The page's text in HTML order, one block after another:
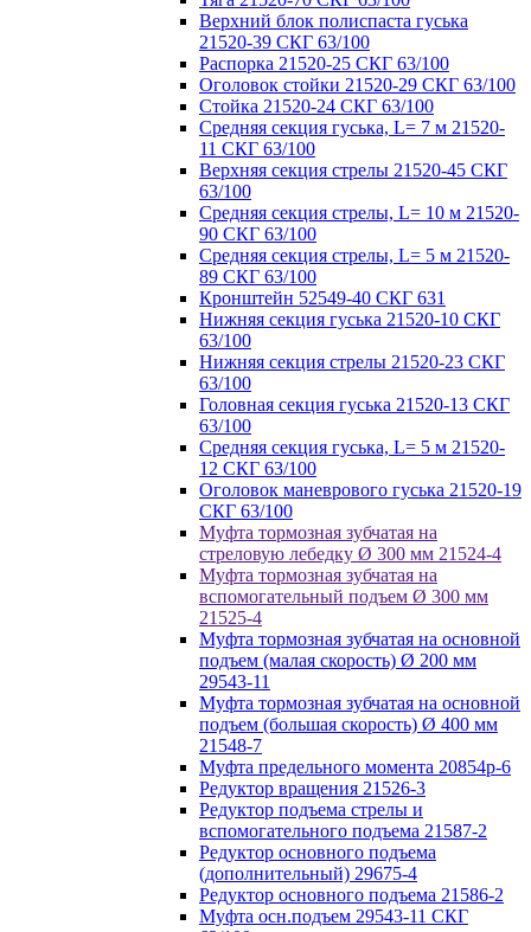
Верхний блок полиспаста гуська
21520-39 СКГ 63/100
Распорка 21520-25 СКГ 63/100
Оголовок стойки 21520-29 СКГ 63/100
Стойка 21520-24 СКГ 63/100
Средняя секция гуська, L= 7 м 21520-
11 СКГ 63/100
Верхняя секция стрелы 21520-45 СКГ
63/100
Средняя секция стрелы, L= 10 м 21520-
90 СКГ 63/100
Средняя секция стрелы, L= 5 м 21520-
89 СКГ 63/100
Кронштейн 52549-40 СКГ 631
Нижняя секция гуська 21520-10 СКГ
63/100
Нижняя секция стрелы 21520-23 СКГ
63/100
Головная секция гуська 21520-13 СКГ
63/100
Средняя секция гуська, L= 5 м 21520-
12 СКГ 63/100
Оголовок маневрового гуська 21520-19
СКГ 63/100
Муфта тормозная зубчатая на
стреловую лебедку Ø 300 мм 21524-4
Муфта тормозная зубчатая на
вспомогательный подъем Ø 300 мм
21525-4
Муфта тормозная зубчатая на основной
подъем (малая скорость) Ø 200 мм
29543-11
Муфта тормозная зубчатая на основной
подъем (большая скорость) Ø 400 мм
21548-7
Муфта предельного момента 20854р-6
Редуктор вращения 21526-3
Редуктор подъема стрелы и
вспомогательного подъема 21587-2
Редуктор основного подъема
(дополнительный) 29675-4
Редуктор основного подъема 21586-2
Муфта осн.подъем 29543-11 СКГ